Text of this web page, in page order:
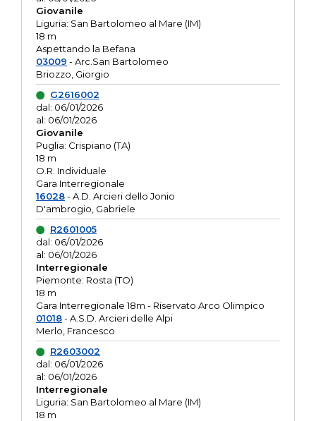
Giovanile
Liguria: San Bartolomeo al Mare (IM)
18 m
Aspettando la Befana
03009 - Arc.San Bartolomeo
Briozzo, Giorgio
G2616002
dal: 06/01/2026
al: 06/01/2026
Giovanile
Puglia: Crispiano (TA)
18 m
O.R. Individuale
Gara Interregionale
16028- A.D. Arcieri dello Jonio
D'ambrogio, Gabriele
R2601005
dal: 06/01/2026
al: 06/01/2026
Interregionale
Piemonte: Rosta (TO)
18 m
Gara Interregionale 18m - Riservato Arco Olimpico
01018- A.S.D. Arcieri delle Alpi
Merlo, Francesco
R2603002
dal: 06/01/2026
al: 06/01/2026
Interregionale
Liguria: San Bartolomeo al Mare (IM)
18 m